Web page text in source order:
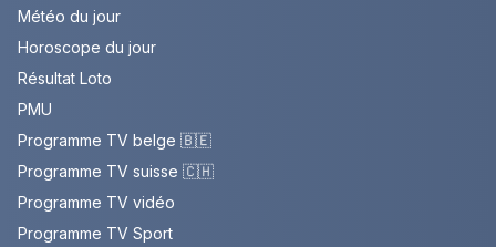
Météo du jour
Horoscope du jour
Résultat Loto
PMU
Programme TV belge 🇧🇪
Programme TV suisse 🇨🇭
Programme TV vidéo
Programme TV Sport